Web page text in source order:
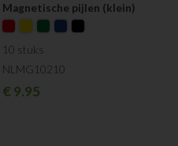
Magnetische pijlen (klein)
10 stuks
NLMG10210
€9.95